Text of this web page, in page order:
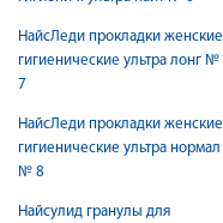
НайсЛеди прокладки женские
гигиенические ультра лонг №
7
НайсЛеди прокладки женские
гигиенические ультра нормал
№ 8
Найсулид гранулы для